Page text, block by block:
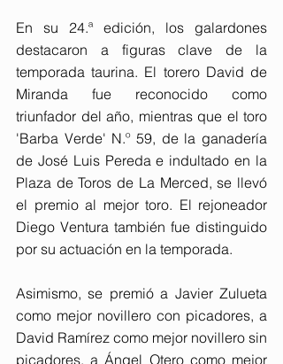
En su 24.ª edición, los galardones
destacaron a figuras clave de la
temporada taurina. El torero David de
Miranda fue reconocido como
triunfador del año, mientras que el toro
'Barba Verde' N.º 59, de la ganadería
de José Luis Pereda e indultado en la
Plaza de Toros de La Merced, se llevó
el premio al mejor toro. El rejoneador
Diego Ventura también fue distinguido
por su actuación en la temporada.
Asimismo, se premió a Javier Zulueta
como mejor novillero con picadores, a
David Ramírez como mejor novillero sin
picadores, a Ángel Otero como mejor